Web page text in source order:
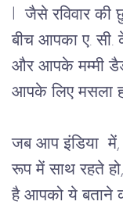
जैसे रविवार की
बीच आपका ए. सी.
और आपके मम्मी
आपके लिए मसला
जब आप इंडिया
रूप में साथ रहते
है आपको ये बताने